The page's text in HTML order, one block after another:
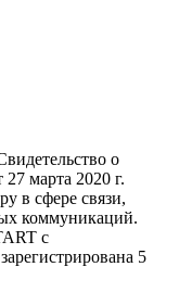
о
марта 2020 г.
в сфере связи,
коммуникаций.
с
5